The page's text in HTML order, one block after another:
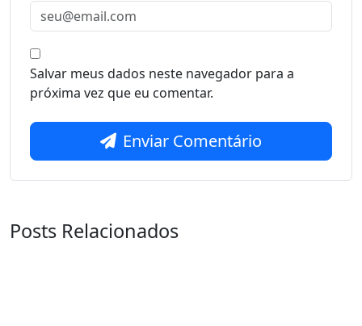
Salvar meus dados neste navegador para a
próxima vez que eu comentar.
Enviar Comentário
Posts Relacionados